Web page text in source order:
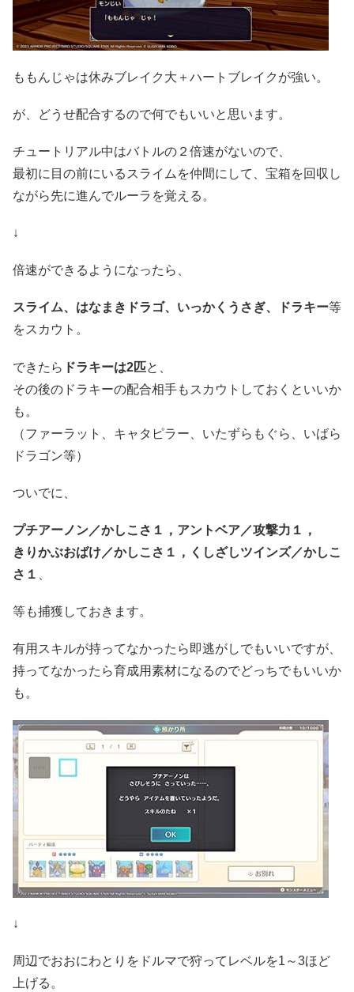
ももんじゃは休みブレイク大＋ハートブレイクが強い。
が、どうせ配合するので何でもいいと思います。
チュートリアル中はバトルの２倍速がないので、
最初に目の前にいるスライムを仲間にして、宝箱を回収し
ながら先に進んでルーラを覚える。
↓
倍速ができるようになったら、
スライム、はなまきドラゴ、いっかくうさぎ、ドラキー等
をスカウト。
できたら ドラキーは2匹と、
その後のドラキーの配合相手もスカウトしておくといいか
も。
（ファーラット、キャタピラー、いたずらもぐら、いばら
ドラゴン等）
ついでに、
プチアーノン／かしこさ１，アントベア／攻撃力１，
きりかぶおばけ／かしこさ１，くしざしツインズ／かしこ
さ１
等も捕獲しておきます。
有用スキルが持ってなかったら即逃がしでもいいですが、
持ってなかったら育成用素材になるのでどっちでもいいか
も。
↓
周辺でおおにわとりをドルマで狩ってレベルを1～3ほど
上げる。